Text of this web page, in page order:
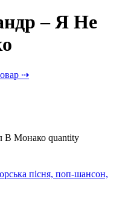
– Я Не
⇢
В Монако quantity
пісня, поп-шансон,